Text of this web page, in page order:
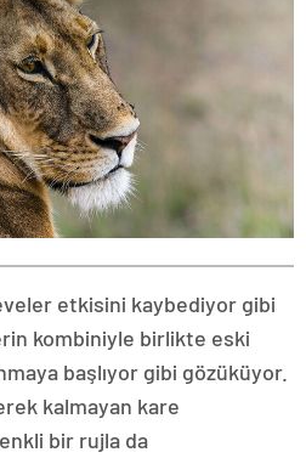
etkisini kaybediyor gibi
kombiniyle birlikte eski
başlıyor gibi gözüküyor.
kalmayan kare
bir rujla da